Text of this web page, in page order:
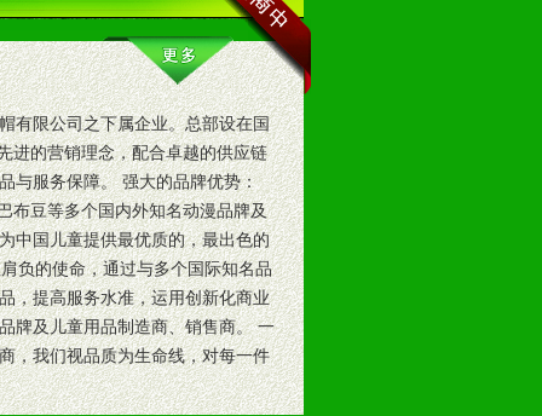
有限公司之下属企业。总部设在国
进的营销理念，配合卓越的供应链
与服务保障。 强大的品牌优势：
布豆等多个国内外知名动漫品牌及
中国儿童提供最优质的，最出色的
负的使命，通过与多个国际知名品
，提高服务水准，运用创新化商业
牌及儿童用品制造商、销售商。 一
，我们视品质为生命线，对每一件